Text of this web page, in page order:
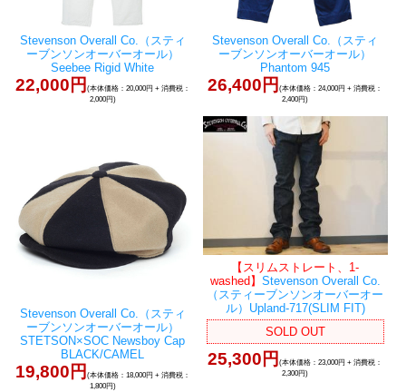
Stevenson Overall Co.（スティ
ーブンソンオーバーオール）
Seebee Rigid White
22,000円 (本体価格：20,000円 + 消費税：
2,000円)
Stevenson Overall Co.（スティ
ーブンソンオーバーオール）
Phantom 945
26,400円(本体価格：24,000円 + 消費税：
2,400円)
Stevenson Overall Co.（スティ
ーブンソンオーバーオール）
STETSON×SOC Newsboy Cap
BLACK/CAMEL
19,800円 (本体価格：18,000円 + 消費税：
1,800円)
【スリムストレート、1-
washed】 Stevenson Overall Co.
（スティーブンソンオーバーオー
ル）Upland-717(SLIM FIT)
SOLD OUT
25,300円(本体価格：23,000円 + 消費税：
2,300円)